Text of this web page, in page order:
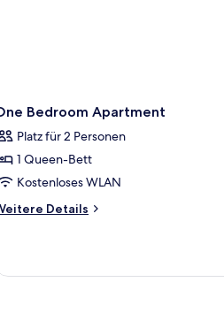
Bedroom Apartment
Platz für 2 Personen
1 Queen-Bett
Kostenloses WLAN
Details